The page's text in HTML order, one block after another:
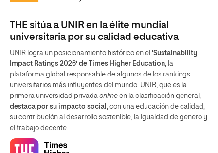
THE sitúa a UNIR en la élite mundial
universitaria por su calidad educativa
UNIR logra un posicionamiento histórico en el ‘Sustainability
Impact Ratings 2026’ de Times Higher Education, la
plataforma global responsable de algunos de los rankings
universitarios más influyentes del mundo. UNIR, que es la
primera universidad privada online en la clasificación general,
destaca por su impacto social , con una educación de calidad,
su contribución al desarrollo sostenible, la igualdad de genero y
el trabajo decente.